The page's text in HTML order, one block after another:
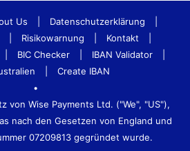
Us Datenschutzerklärung
Risikowarnung Kontakt
BIC Checker IBAN Validator
Create IBAN
•
von Wise Payments Ltd. ("We", "US"),
nach den Gesetzen von England und
07209813 gegründet wurde.